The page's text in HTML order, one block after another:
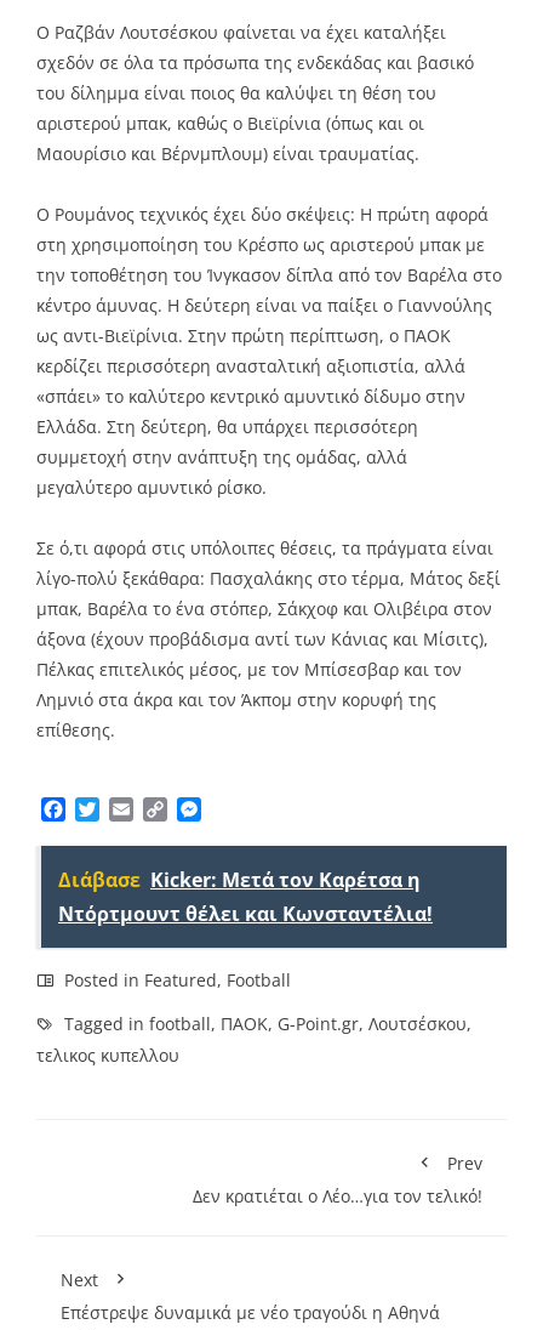
Ο Ραζβάν Λουτσέσκου φαίνεται να έχει καταλήξει
σχεδόν σε όλα τα πρόσωπα της ενδεκάδας και βασικό
του δίλημμα είναι ποιος θα καλύψει τη θέση του
αριστερού μπακ, καθώς ο Βιεϊρίνια (όπως και οι
Μαουρίσιο και Βέρνμπλουμ) είναι τραυματίας.
Ο Ρουμάνος τεχνικός έχει δύο σκέψεις: Η πρώτη αφορά
στη χρησιμοποίηση του Κρέσπο ως αριστερού μπακ με
την τοποθέτηση του Ίνγκασον δίπλα από τον Βαρέλα στο
κέντρο άμυνας. Η δεύτερη είναι να παίξει ο Γιαννούλης
ως αντι-Βιεϊρίνια. Στην πρώτη περίπτωση, ο ΠΑΟΚ
κερδίζει περισσότερη ανασταλτική αξιοπιστία, αλλά
«σπάει» το καλύτερο κεντρικό αμυντικό δίδυμο στην
Ελλάδα. Στη δεύτερη, θα υπάρχει περισσότερη
συμμετοχή στην ανάπτυξη της ομάδας, αλλά
μεγαλύτερο αμυντικό ρίσκο.
Σε ό,τι αφορά στις υπόλοιπες θέσεις, τα πράγματα είναι
λίγο-πολύ ξεκάθαρα: Πασχαλάκης στο τέρμα, Μάτος δεξί
μπακ, Βαρέλα το ένα στόπερ, Σάκχοφ και Ολιβέιρα στον
άξονα (έχουν προβάδισμα αντί των Κάνιας και Μίσιτς),
Πέλκας επιτελικός μέσος, με τον Μπίσεσβαρ και τον
Λημνιό στα άκρα και τον Άκπομ στην κορυφή της
επίθεσης.
Facebook
TwitterEmailCopy
Διάβασε Kicker: Μετά τον Καρέτσα η
Ντόρτμουντ θέλει και Κωνσταντέλια!
Posted in Featured, Football
Tagged in football, ΠΑΟΚ, G-Point.gr, Λουτσέσκου,
τελικος κυπελλου
Prev
Δεν κρατιέται ο Λέο…για τον τελικό!
Next
Επέστρεψε δυναμικά με νέο τραγούδι η Αθηνά